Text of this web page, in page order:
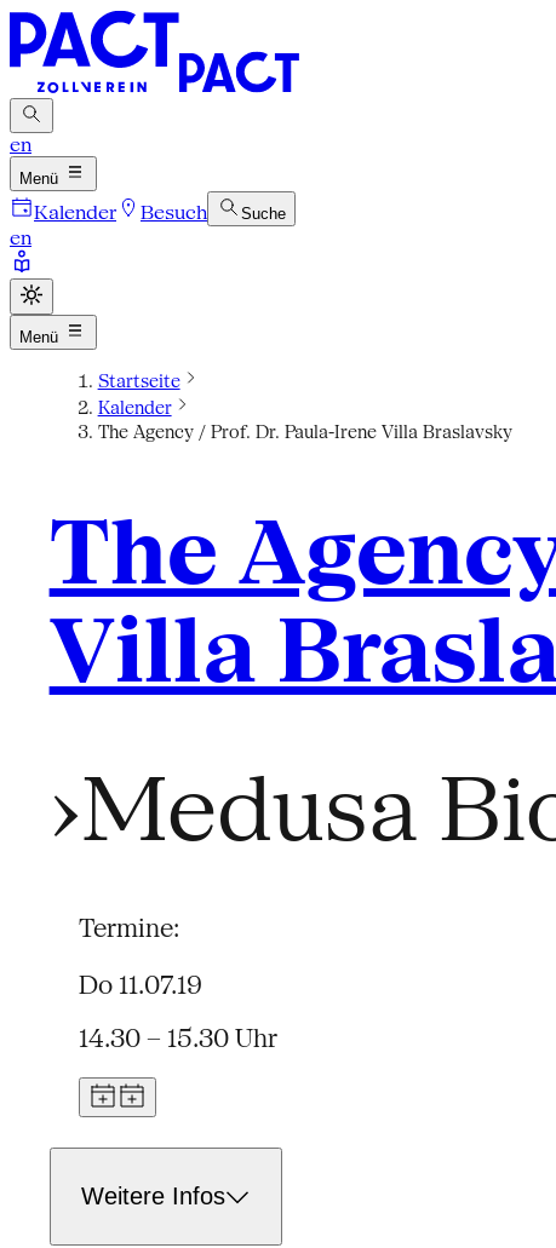
en
Menü
Kalender Besuch Suche
en
Menü
Startseite
Kalender
The Agency / Prof. Dr. Paula-Irene Villa Braslavsky
The
Villa
›Medusa
Termine:
Do 11.07.19
14.30 – 15.30 Uhr
Weitere Infos